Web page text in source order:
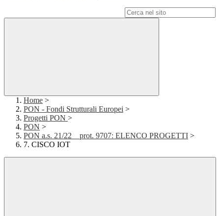
Home >
PON - Fondi Strutturali Europei >
Progetti PON >
PON >
PON a.s. 21/22__prot. 9707: ELENCO PROGETTI >
7. CISCO IOT